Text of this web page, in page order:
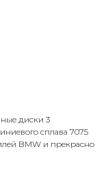
диски 3
сплава 7075
BMW и прекрасно